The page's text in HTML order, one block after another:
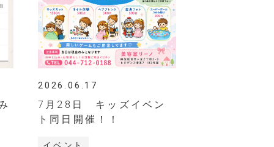
2026.06.17
7月28日 キッズイベン
ト同日開催！！
イベント